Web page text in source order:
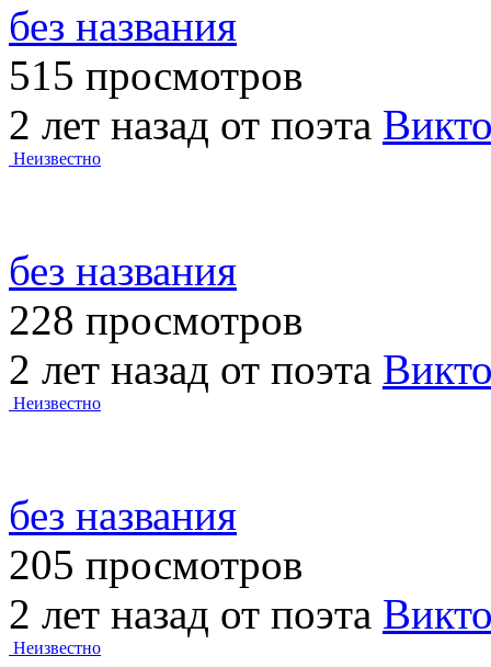
без названия
515 просмотров
2 лет назад от поэта
Неизвестно
без названия
228 просмотров
2 лет назад от поэта
Неизвестно
без названия
205 просмотров
2 лет назад от поэта
Неизвестно